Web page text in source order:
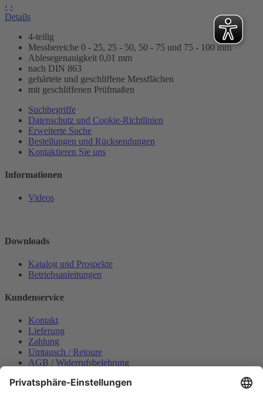
‹ ›
Details
4-teilig
Messbereiche 0 - 25, 25 - 50, 50 - 75 und 75 - 100 mm
Ablesegenauigkeit 0,01 mm
nach DIN 863
gehärtete und geschliffene Messflächen
mit geschliffenen Prüfmaßen
Suchbegriffe
Datenschutz und Cookie-Richtlinien
Erweiterte Suche
Bestellungen und Rücksendungen
Kontaktieren Sie uns
Informationen
Videos
Downloads
Katalog und Prospekte
Betriebsanleitungen
Kundenservice
Kontakt
Lieferung
Zahlung
Umtausch / Retoure
AGB / Widerrufsbelehrung
Datenschutzerklärung